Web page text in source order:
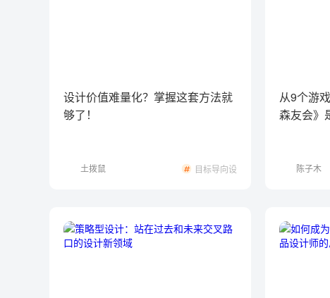
设计价值难量化？掌握这套方法就
够了！
土拨鼠
目标导向设
从9个游
森友会》
陈子木